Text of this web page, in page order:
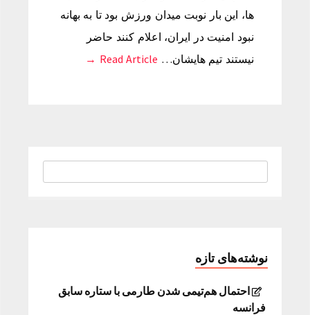
ها، این بار نوبت میدان ورزش بود تا به بهانه
نبود امنیت در ایران، اعلام کنند حاضر
نیستند تیم هایشان… Read Article →
نوشته‌های تازه
احتمال هم‌تیمی شدن طارمی با ستاره سابق
فرانسه